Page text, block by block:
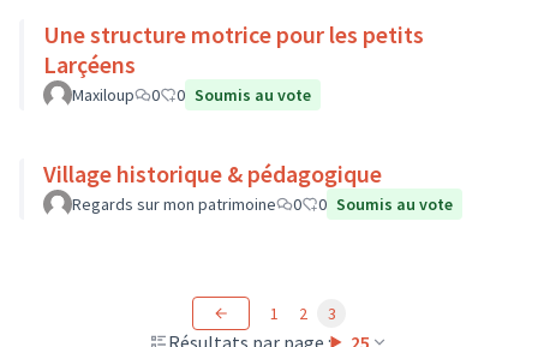
Une structure motrice pour les petits
Larçéens
Maxiloup 0 0 Soumis au vote
Village historique & pédagogique
Regards sur mon patrimoine 0 0 Soumis au vote
Résultats par page : 25
1 2 3